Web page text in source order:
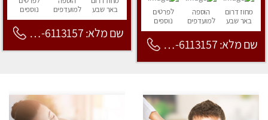
מחוז דרום
באר שבע
הוספה
למועדפים
לפרטים
נוספים
שם מלא: 053-6113157
באר שבע
למועדפים
נוספים
שם מלא: 053-6113157